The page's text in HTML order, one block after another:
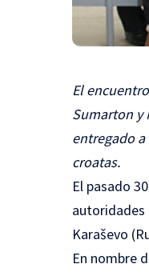
El
Sumarton y
entregado
croatas.
El pasado
autoridades
Karaševo
En nombre